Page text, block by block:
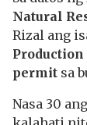
Natural
Rizal ang
permit sa
Nasa 30